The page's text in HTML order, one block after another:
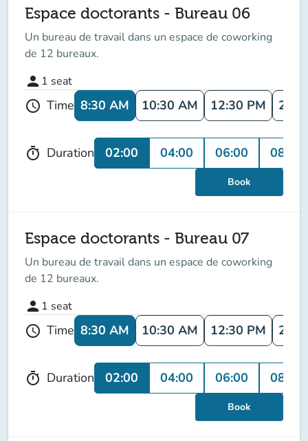
Espace doctorants - Bureau 06
Un bureau de travail dans un espace de coworking
de 12 bureaux.
person 1 seat
schedule Time 8:30 AM 10:30 AM 12:30 PM 2:30
timer Duration 02:00 04:00 06:00 08:00
Book
Espace doctorants - Bureau 07
Un bureau de travail dans un espace de coworking
de 12 bureaux.
person 1 seat
schedule Time 8:30 AM 10:30 AM 12:30 PM 2:30
timer Duration 02:00 04:00 06:00 08:00
Book